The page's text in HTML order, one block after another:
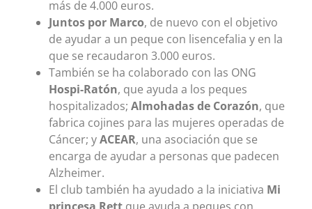
más de 4.000 euros.
Juntos por Marco, de nuevo con el objetivo
de ayudar a un peque con lisencefalia y en la
que se recaudaron 3.000 euros.
También se ha colaborado con las ONG
Hospi-Ratón, que ayuda a los peques
hospitalizados; Almohadas de Corazón, que
fabrica cojines para las mujeres operadas de
Cáncer; yACEAR, una asociación que se
encarga de ayudar a personas que padecen
Alzheimer.
El club también ha ayudado a la iniciativa Mi